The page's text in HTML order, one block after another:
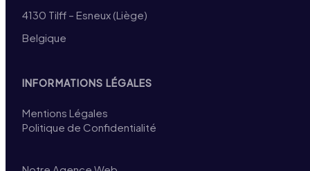
4130 Tilff – Esneux (Liège)
Belgique
INFORMATIONS LÉGALES
Mentions Légales
Politique de Confidentialité